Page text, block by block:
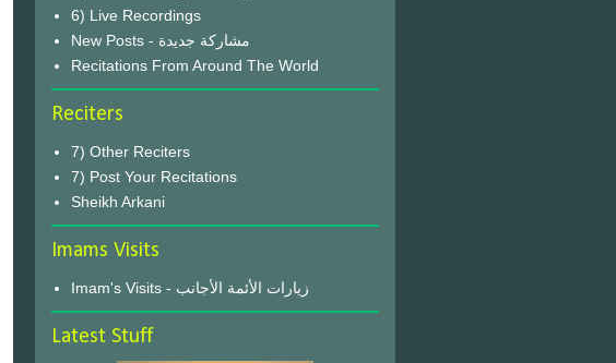
6) Live Recordings
New Posts - مشاركة جديدة
Recitations From Around The World
Reciters
7) Other Reciters
7) Post Your Recitations
Sheikh Arkani
Imams Visits
Imam's Visits - زيارات الأئمة الأجانب
Latest Stuff